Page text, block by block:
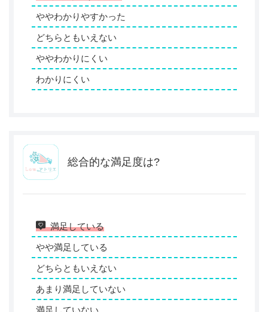
ややわかりやすかった
どちらともいえない
ややわかりにくい
わかりにくい
総合的な満足度は?
満足している
やや満足している
どちらともいえない
あまり満足していない
満足していない